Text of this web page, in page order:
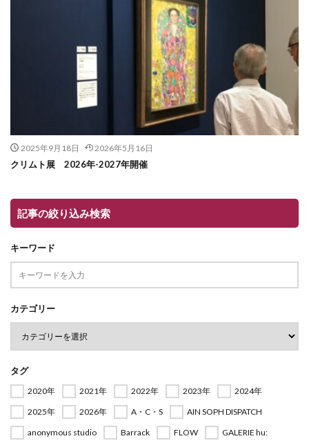
2025年9月18日 2026年5月16日
クリムト展 2026年-2027年開催
記事の絞り込み検索
キーワード
カテゴリー
タグ
2020年 2021年 2022年 2023年
2024年
2025年
2026年 A・C・S
AIN SOPH DISPATCH
anonymous studio
Barrack FLOW
GALERIE hu: